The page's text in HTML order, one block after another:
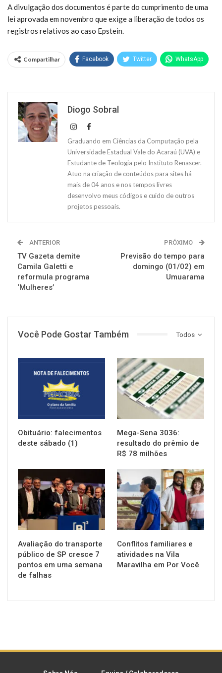
A divulgação dos documentos é parte do cumprimento de uma
lei aprovada em novembro que exige a liberação de todos os
registros relativos ao caso Epstein.
Compartilhar Facebook Twitter WhatsApp
Diogo Sobral
Graduando em Ciências da Computação pela
Universidade Estadual Vale do Acaraú (UVA) e
Estudante de Teologia pelo Instituto Renascer.
Atuo na criação de conteúdos para sites há
mais de 04 anos e nos tempos livres
desenvolvo meus códigos e cuido de outros
projetos pessoais.
ANTERIOR
TV Gazeta demite
Camila Galetti e
reformula programa
‘Mulheres’
PRÓXIMO
Previsão do tempo para
domingo (01/02) em
Umuarama
Todos
Você Pode Gostar Também
Obituário: falecimentos
deste sábado (1)
NOTÍCIAS
Mega-Sena 3036:
resultado do prêmio de
R$ 78 milhões
NOTÍCIAS
Avaliação do transporte
público de SP cresce 7
pontos em uma semana
de falhas
NOTÍCIAS
Conflitos familiares e
atividades na Vila
Maravilha em Por Você